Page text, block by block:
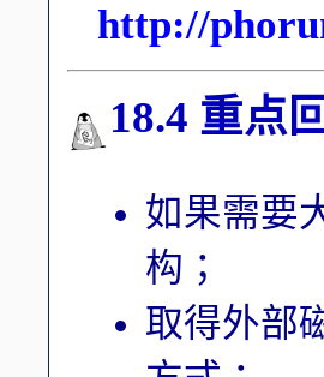
http://
18.4 重点
如果需要
构；
取得外部